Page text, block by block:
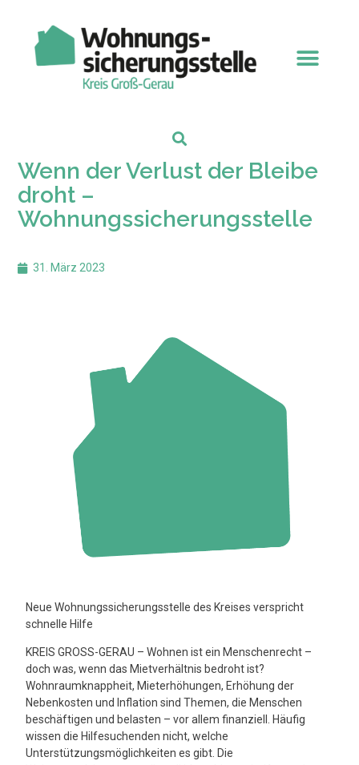
Wenn der Verlust der Bleibe
droht –
Wohnungssicherungsstelle
31. März 2023
Neue Wohnungssicherungsstelle des Kreises verspricht
schnelle Hilfe
KREIS GROSS-GERAU – Wohnen ist ein Menschenrecht –
doch was, wenn das Mietverhältnis bedroht ist?
Wohnraumknappheit, Mieterhöhungen, Erhöhung der
Nebenkosten und Inflation sind Themen, die Menschen
beschäftigen und belasten – vor allem finanziell. Häufig
wissen die Hilfesuchenden nicht, welche
Unterstützungsmöglichkeiten es gibt. Die